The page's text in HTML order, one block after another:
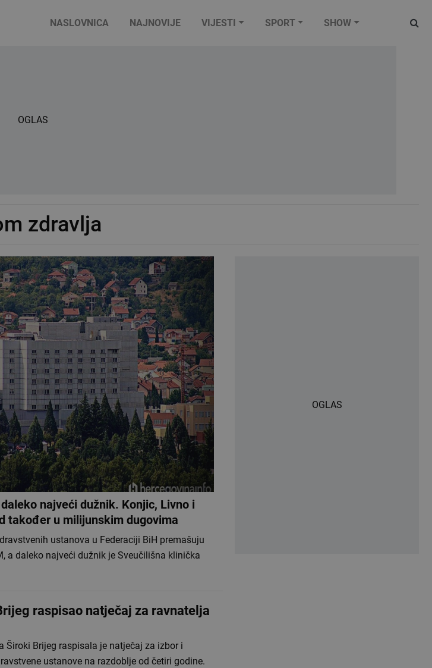
NASLOVNICA NAJNOVIJE VIJESTI SPORT SHOW
OGLAS
zdravlja
najveći dužnik. Konjic, Livno i
također u milijunskim dugovima
ustanova u Federaciji BiH premašuju
a daleko najveći dužnik je Sveučilišna klinička
raspisao natječaj za ravnatelja
Široki Brijeg raspisala je natječaj za izbor i
ustanove na razdoblje od četiri godine.
OGLAS